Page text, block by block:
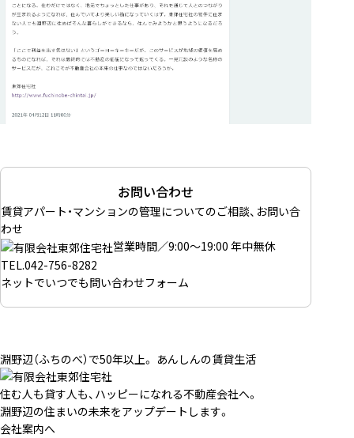
お問い合わせ
賃貸アパート・マンションの管理についてのご相談、お問い合
わせ
営業時間／9:00～19:00 年中無休
TEL.042-756-8282
ネットでいつでも問い合わせフォーム
淵野辺（ふちのべ）で50年以上。 あんしんの賃貸生活
住む人も貸す人も、ハッピーになれる不動産会社へ。
淵野辺の住まいの未来をアップデートします。
会社案内へ